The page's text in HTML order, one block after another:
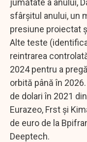
sfârșitul anului, un
presiune proiectat
Alte teste
reintrarea
2024 pentru a
orbită până în
de dolari în 2021
Eurazeo, Frst și
de euro de la
Deeptech.